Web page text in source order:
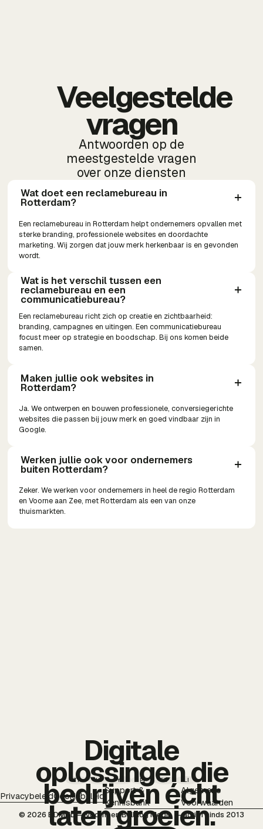
Veelgestelde
vragen
Antwoorden op de
meestgestelde vragen
over onze diensten
Wat doet een reclamebureau in
Rotterdam?
Een reclamebureau in Rotterdam helpt ondernemers opvallen met
sterke branding, professionele websites en doordachte
marketing. Wij zorgen dat jouw merk herkenbaar is en gevonden
wordt.
Wat is het verschil tussen een
reclamebureau en een
communicatiebureau?
Een reclamebureau richt zich op creatie en zichtbaarheid:
branding, campagnes en uitingen. Een communicatiebureau
focust meer op strategie en boodschap. Bij ons komen beide
samen.
Maken jullie ook websites in
Rotterdam?
Ja. We ontwerpen en bouwen professionele, conversiegerichte
websites die passen bij jouw merk en goed vindbaar zijn in
Google.
Werken jullie ook voor ondernemers
buiten Rotterdam?
Zeker. We werken voor ondernemers in heel de regio Rotterdam
en Voorne aan Zee, met Rotterdam als een van onze
thuismarkten.
TT IG YT PI FB LI
PrivacybeleidCookiebeleid
Support &
Kennisbank
Algemene
Voorwaarden
© 2026 BDMNL — voorheen Bulldog Media — actief sinds 2013
Digitale
oplossingen die
bedrijven écht
laten groeien.